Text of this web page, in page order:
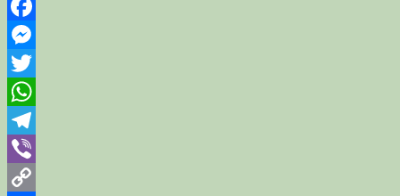
Facebook
Messenger
Twitter
WhatsApp
Telegram
Viber